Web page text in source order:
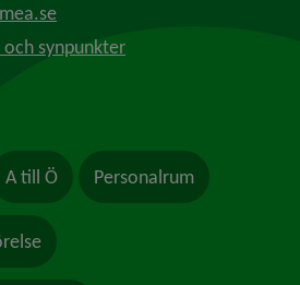
synpunkter
A till Ö Personalrum